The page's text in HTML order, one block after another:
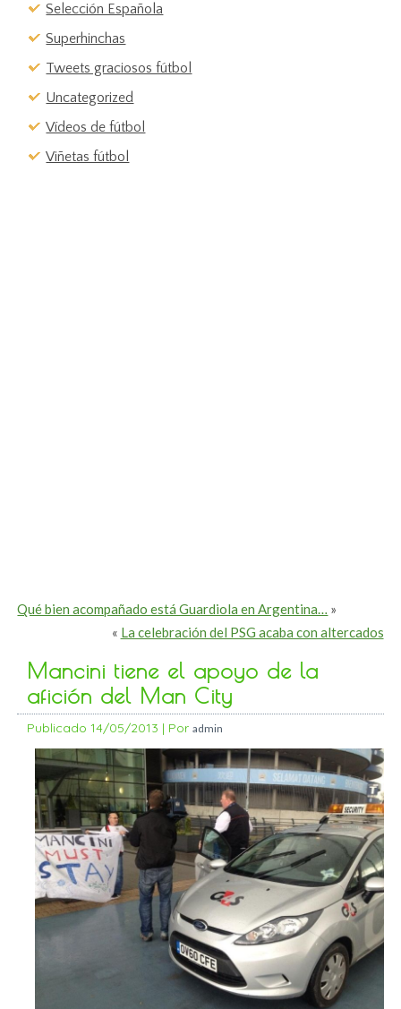
Selección Española
Superhinchas
Tweets graciosos fútbol
Uncategorized
Vídeos de fútbol
Viñetas fútbol
Qué bien acompañado está Guardiola en Argentina… »
« La celebración del PSG acaba con altercados
Mancini tiene el apoyo de la
afición del Man City
Publicado 14/05/2013 | Por admin